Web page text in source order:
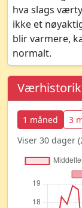
hva slags
ikke et
blir varmere,
normalt.
1 måned 3
Viser 30 dager